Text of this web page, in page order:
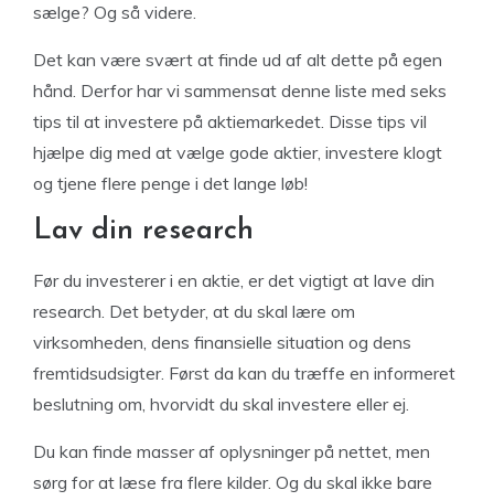
sælge? Og så videre.
Det kan være svært at finde ud af alt dette på egen
hånd. Derfor har vi sammensat denne liste med seks
tips til at investere på aktiemarkedet. Disse tips vil
hjælpe dig med at vælge gode aktier, investere klogt
og tjene flere penge i det lange løb!
Lav din research
Før du investerer i en aktie, er det vigtigt at lave din
research. Det betyder, at du skal lære om
virksomheden, dens finansielle situation og dens
fremtidsudsigter. Først da kan du træffe en informeret
beslutning om, hvorvidt du skal investere eller ej.
Du kan finde masser af oplysninger på nettet, men
sørg for at læse fra flere kilder. Og du skal ikke bare